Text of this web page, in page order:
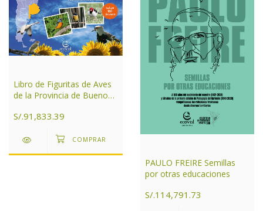
Libro de Figuritas de Aves
de la Provincia de Buenos
S/.91,833.39
PAULO FREIRE Semillas
por otras educaciones
S/.114,791.73